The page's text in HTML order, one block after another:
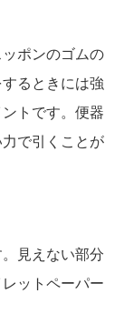
ポンのゴムの
るときには強
トです。便器
で引くことが
見えない部分
ットペーパー